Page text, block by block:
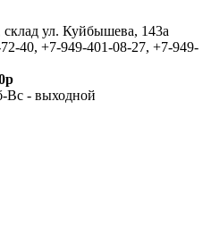
ул. Куйбышева, 143а
40, +7-949-401-08-27, +7-949-
Вс - выходной